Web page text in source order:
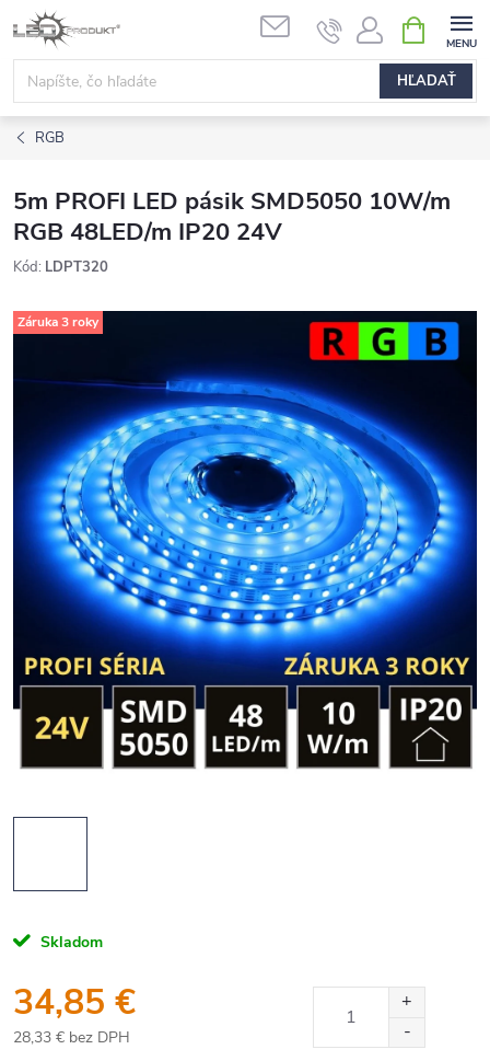
Prejsť
na
obsah
HĽADAŤ
KOŠÍK
RGB
5m PROFI LED pásik SMD5050 10W/m
RGB 48LED/m IP20 24V
Kód: LDPT320
Záruka 3 roky
Skladom
34,85 €
28,33 € bez DPH